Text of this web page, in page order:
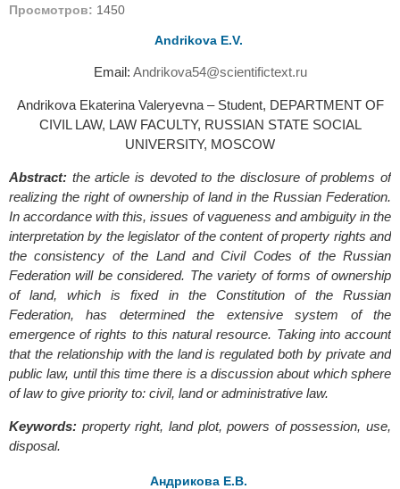
Просмотров: 1450
Andrikova E.V.
Email: Andrikova54@scientifictext.ru
Andrikova Ekaterina Valeryevna – Student, DEPARTMENT OF
CIVIL LAW, LAW FACULTY, RUSSIAN STATE SOCIAL
UNIVERSITY, MOSCOW
Abstract: the article is devoted to the disclosure of problems of
realizing the right of ownership of land in the Russian Federation.
In accordance with this, issues of vagueness and ambiguity in the
interpretation by the legislator of the content of property rights and
the consistency of the Land and Civil Codes of the Russian
Federation will be considered. The variety of forms of ownership
of land, which is fixed in the Constitution of the Russian
Federation, has determined the extensive system of the
emergence of rights to this natural resource. Taking into account
that the relationship with the land is regulated both by private and
public law, until this time there is a discussion about which sphere
of law to give priority to: civil, land or administrative law.
Keywords: property right, land plot, powers of possession, use,
disposal.
Андрикова Е.В.